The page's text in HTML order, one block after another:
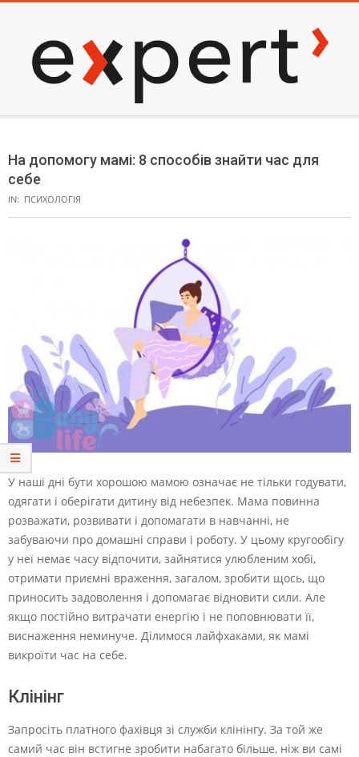
content
EXPERT
Menu
На допомогу мамі: 8 способів знайти час для
себе
IN: ПСИХОЛОГІЯ
У наші дні бути хорошою мамою означає не тільки годувати,
одягати і оберігати дитину від небезпек. Мама повинна
розважати, розвивати і допомагати в навчанні, не
забуваючи про домашні справи і роботу. У цьому кругообігу
у неї немає часу відпочити, зайнятися улюбленим хобі,
отримати приємні враження, загалом, зробити щось, що
приносить задоволення і допомагає відновити сили. Але
якщо постійно витрачати енергію і не поповнювати її,
виснаження неминуче. Ділимося лайфхаками, як мамі
викроїти час на себе.
Клінінг
Запросіть платного фахівця зі служби клінінгу. За той же
самий час він встигне зробити набагато більше, ніж ви самі